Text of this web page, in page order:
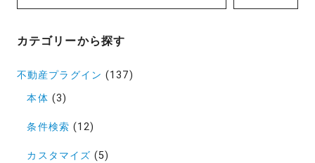
カテゴリーから探す
不動産プラグイン (137)
本体 (3)
条件検索 (12)
カスタマイズ (5)